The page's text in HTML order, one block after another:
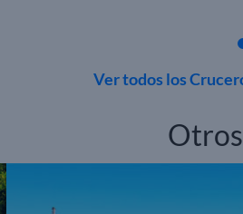
Ver todos los